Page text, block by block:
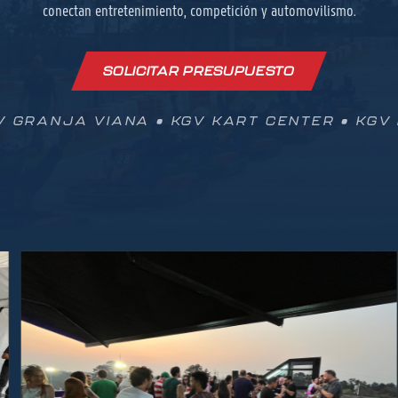
conectan entretenimiento, competición y automovilismo.
SOLICITAR PRESUPUESTO
GRANJA VIANA • KGV KART CENTER • KGV